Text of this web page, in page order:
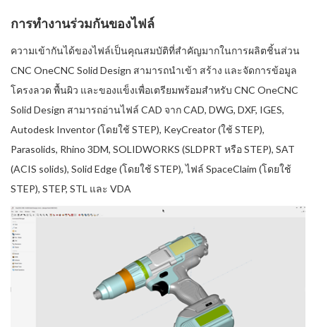
การทำงานร่วมกันของไฟล์
ความเข้ากันได้ของไฟล์เป็นคุณสมบัติที่สำคัญมากในการผลิตชิ้นส่วน
CNC OneCNC Solid Design สามารถนำเข้า สร้าง และจัดการข้อมูล
โครงลวด พื้นผิว และของแข็งเพื่อเตรียมพร้อมสำหรับ CNC OneCNC
Solid Design สามารถอ่านไฟล์ CAD จาก CAD, DWG, DXF, IGES,
Autodesk Inventor (โดยใช้ STEP), KeyCreator (ใช้ STEP),
Parasolids, Rhino 3DM, SOLIDWORKS (SLDPRT หรือ STEP), SAT
(ACIS solids), Solid Edge (โดยใช้ STEP), ไฟล์ SpaceClaim (โดยใช้
STEP), STEP, STL และ VDA